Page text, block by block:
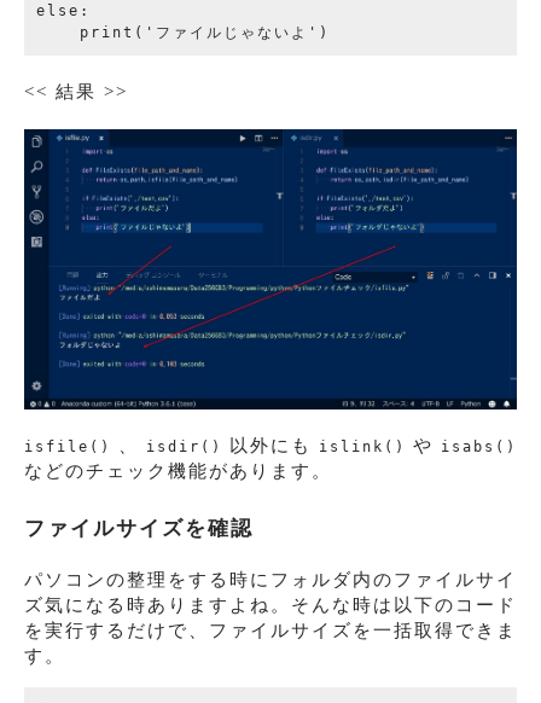
else:
<< 結果 >>
isfile() isdir() 以外にも islink() や isabs()
などのチェック機能があります。
ファイルサイズを確認
パソコンの整理をする時にフォルダ内のファイルサイ
ズ気になる時ありますよね。そんな時は以下のコード
を実行するだけで、ファイルサイズを一括取得できま
す。